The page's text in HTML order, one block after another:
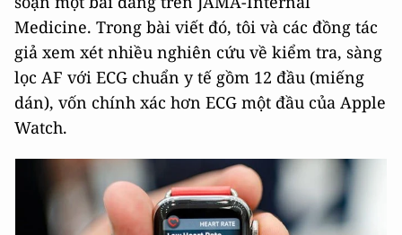
Medicine. Trong bài viết đó, tôi và các đồng tác
giả xem xét nhiều nghiên cứu về kiểm tra, sàng
lọc AF với ECG chuẩn y tế gồm 12 đầu (miếng
dán), vốn chính xác hơn ECG một đầu của Apple
Watch.